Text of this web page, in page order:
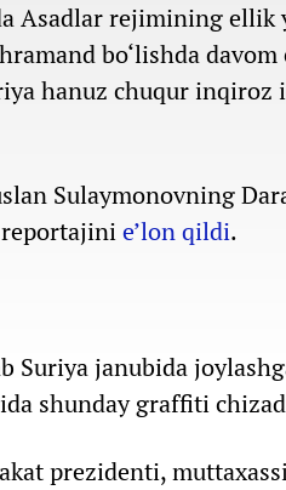
Asadlar rejimining
bo‘lishda
hanuz chuqur
Sulaymonovning
e’lon qildi.
Suriya janubida
shunday graffiti
prezidenti,